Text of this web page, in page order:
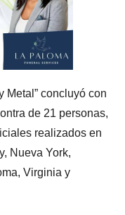
Metal” concluyó con
de 21 personas,
realizados en
Nueva York,
Virginia y